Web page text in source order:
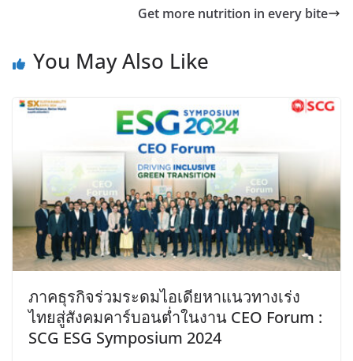
Get more nutrition in every bite
You May Also Like
ภาคธุรกิจร่วมระดมไอเดียหาแนวทางเร่ง
ไทยสู่สังคมคาร์บอนต่ำในงาน CEO Forum :
SCG ESG Symposium 2024